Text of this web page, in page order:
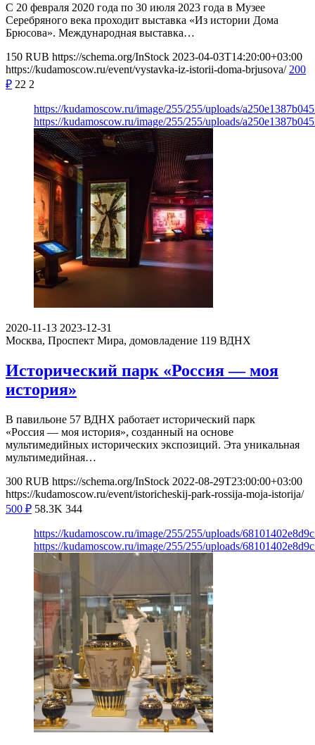
С 20 февраля 2020 года по 30 июля 2023 года в Музее
Серебряного века проходит выставка «Из истории Дома
Брюсова». Международная выставка…
150 RUB https://schema.org/InStock 2023-04-03T14:20:00+03:00
https://kudamoscow.ru/event/vystavka-iz-istorii-doma-brjusova/ 200
₽ 22 2
https://kudamoscow.ru/image/255/255/uploads/
https://kudamoscow.ru/image/255/255/uploads/
2020-11-13 2023-12-31
Москва, Проспект Мира, домовладение 119 ВДНХ
Исторический парк «Россия — моя
история»
В павильоне 57 ВДНХ работает исторический парк
«Россия — моя история», созданный на основе
мультимедийных исторических экспозиций. Эта уникальная
мультимедийная…
300 RUB https://schema.org/InStock 2022-08-29T23:00:00+03:00
https://kudamoscow.ru/event/istoricheskij-park-rossija-moja-istorija/
500 ₽ 58.3K 344
https://kudamoscow.ru/image/255/255/uploads/
https://kudamoscow.ru/image/255/255/uploads/